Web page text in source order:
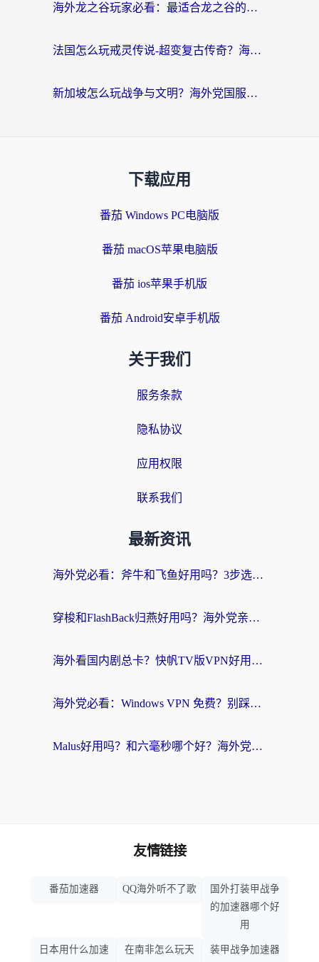
海外龙之谷玩家必看：最适合龙之谷的加速器，解决延迟卡顿还能畅玩幻书启示录和梦幻西游？
法国怎么玩戒灵传说-超变复古传奇？海外玩家国服游戏加速终极指南
新加坡怎么玩战争与文明？海外党国服游戏加速器终极避坑指南
下载应用
番茄 Windows PC电脑版
番茄 macOS苹果电脑版
番茄 ios苹果手机版
番茄 Android安卓手机版
关于我们
服务条款
隐私协议
应用权限
联系我们
最新资讯
海外党必看：斧牛和飞鱼好用吗？3步选对回国加速器，无缝刷剧玩国服
穿梭和FlashBack归燕好用吗？海外党亲测3款热门回国加速器，教你选对不踩坑
海外看国内剧总卡？快帆TV版VPN好用吗？和快滚VPN对比哪个回国效果更好？
海外党必看：Windows VPN 免费？别踩坑！教你选对好用的国内加速器无缝回国
Malus好用吗？和六毫秒哪个好？海外党选回国加速器的避坑指南
友情链接
番茄加速器 QQ海外听不了歌
国外打装甲战争
的加速器哪个好
用
日本用什么加速 在南非怎么玩天 装甲战争加速器